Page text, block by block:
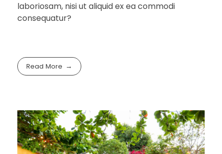
laboriosam, nisi ut aliquid ex ea commodi
consequatur?
Read More